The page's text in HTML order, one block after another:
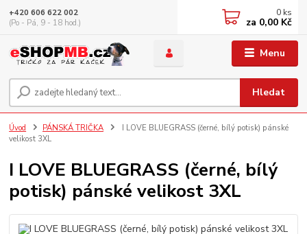
Menu
Hledat
+420 606 622 002
(Po - Pá, 9 - 18 hod.)
0 ks
za 0,00 Kč
Úvod PÁNSKÁ TRIČKA
I LOVE BLUEGRASS (černé, bílý potisk) pánské
velikost 3XL
I LOVE BLUEGRASS (černé, bílý
potisk) pánské velikost 3XL